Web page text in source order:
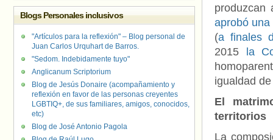
produzcan
aprobó una
(a finales
2015
la
igualdad
El
territorios
La
Blogs Personales inclusivos
"Artículos para la reflexión" – Blog personal de
Juan Carlos Urquhart de Barros.
"Sedom. Indebidamente tuyo"
Anglicanum Scriptorium
Blog de Jesús Donaire (acompañamiento y
reflexión en favor de las personas creyentes
LGBTIQ+, de sus familiares, amigos, conocidos,
etc)
Blog de José Antonio Pagola